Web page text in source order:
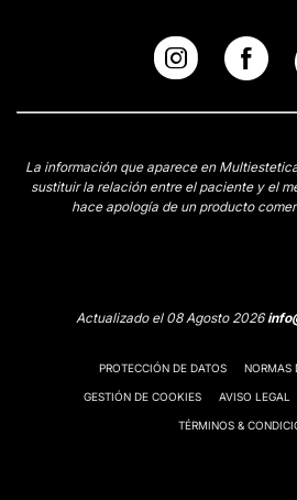
La información que aparece en
sustituir la relación entre el paciente y el
hace apología de un producto
Actualizado el 08 Agosto 2026
PROTECCIÓN DE DATOS NORMAS
GESTIÓN DE COOKIES AVISO LEGAL
TÉRMINOS &